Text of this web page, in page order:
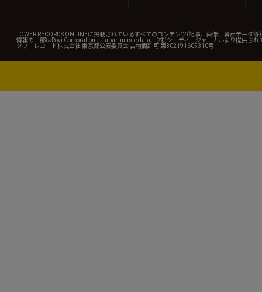
TOWER RECORDS ONLINEに掲載されているすべてのコンテンツ(記事、画像、音声データ
情報の一部はRovi Corporation.、japan music data、(株)シーディージャーナルより提供され
タワーレコード株式会社 東京都公安委員会 古物商許可 第302191605310号